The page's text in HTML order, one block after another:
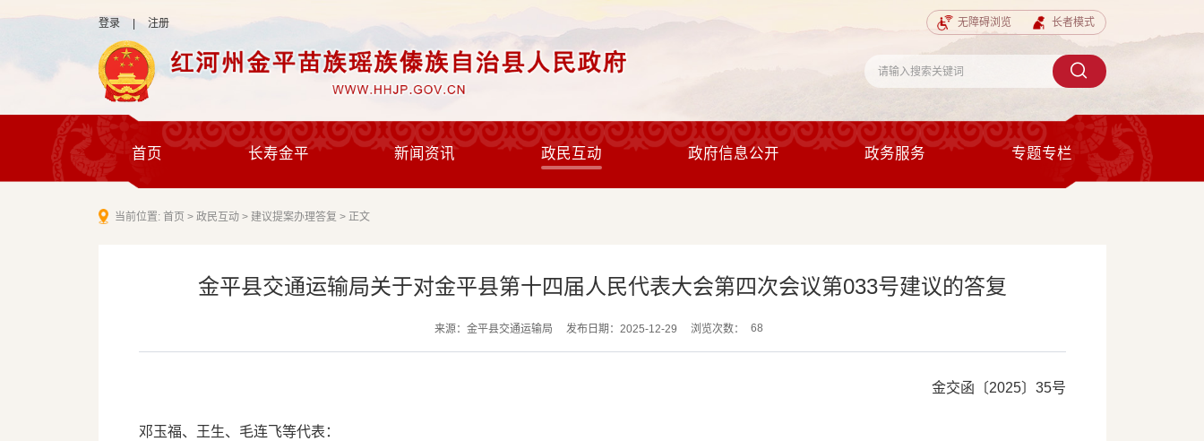
登录 注册 无障碍浏览 长者模式
首页 长寿金平 新闻资讯 政民互动 政府信息公开 政务服务 专题专栏
当前位置:首页 >政民互动 > 建议提案办理答复 > 正文
金平县交通运输局关于对金平县第十四届人民代表大会第四次会议第033号建议的答复
来源：金平县交通运输局 发布日期：2025-12-29 浏览次数： 68
金交函〔2025〕35号
邓玉福、王生、毛连飞等代表：